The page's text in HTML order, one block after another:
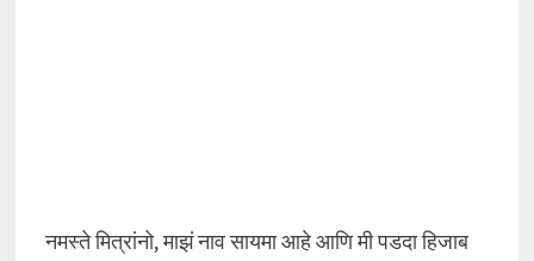
नमस्ते मित्रांनो, माझं नाव सायमा आहे आणि मी पडदा हिजाब